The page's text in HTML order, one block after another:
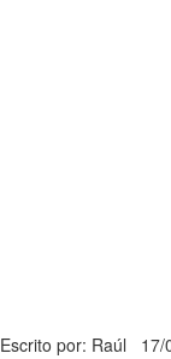
Escrito por: Raúl 17/